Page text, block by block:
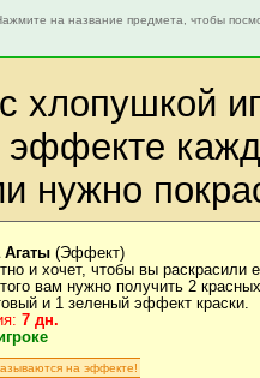
на название предмета, чтобы
хлопушкой
нужно
Агаты (Эффект)
и хочет, чтобы вы раскрасили
вам нужно получить 2
и 1 зеленый эффект краски.
7 дн.
на эффекте!